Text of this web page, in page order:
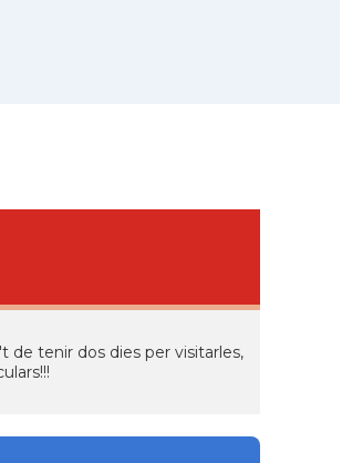
de tenir dos dies per visitarles,